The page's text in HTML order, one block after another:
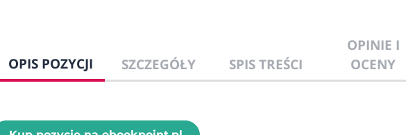
OPIS POZYCJI SZCZEGÓŁY SPIS TREŚCI
OPINIE I
OCENY